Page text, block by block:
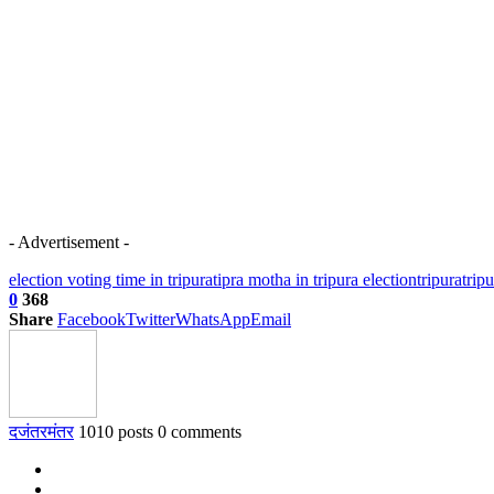
- Advertisement -
election voting time in tripuratipra motha in tripura electiontripura
0 368
Share FacebookTwitterWhatsAppEmail
दजंतरमंतर 1010 posts 0 comments